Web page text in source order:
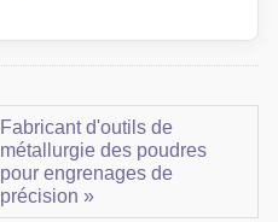
Fabricant d'outils de
métallurgie des poudres
pour engrenages de
précision »